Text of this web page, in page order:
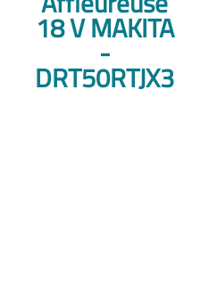
18 V MAKITA
-
DRT50RTJX3